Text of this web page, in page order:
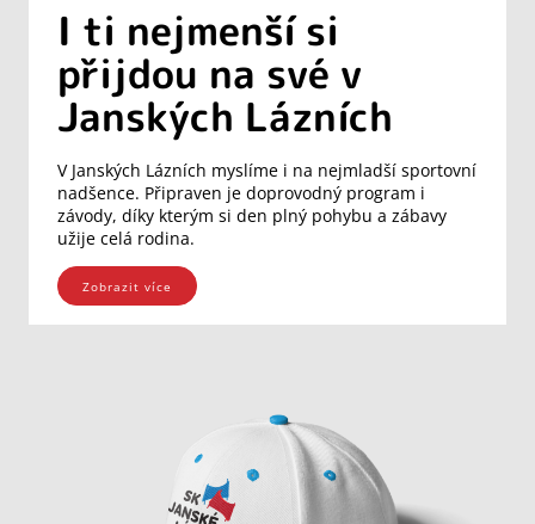
I ti nejmenší si
přijdou na své v
Janských Lázních
V Janských Lázních myslíme i na nejmladší sportovní
nadšence. Připraven je doprovodný program i
závody, díky kterým si den plný pohybu a zábavy
užije celá rodina.
Zobrazit více